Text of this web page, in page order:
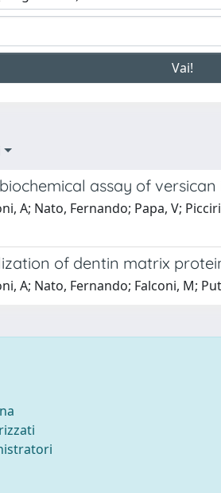
assay of
A; Nato, Fernando; Papa, V;
of dentin matrix
A; Nato, Fernando; Falconi, M;